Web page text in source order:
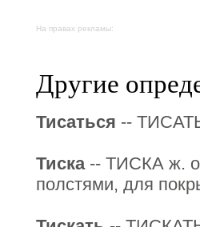
На правах рекламы:
Другие
Тисаться --
Тиска-- ТИСКА ж.
полстями, для